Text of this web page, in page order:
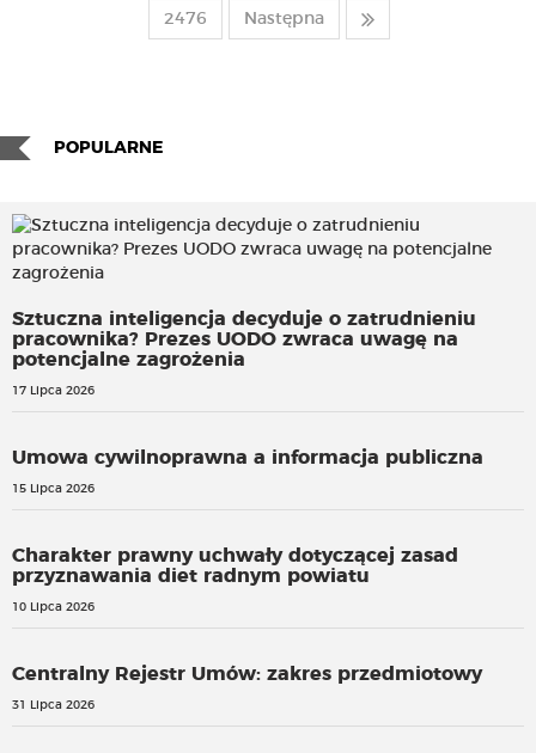
2476 Następna
POPULARNE
Sztuczna inteligencja decyduje o zatrudnieniu
pracownika? Prezes UODO zwraca uwagę na
potencjalne zagrożenia
17 Lipca 2026
Umowa cywilnoprawna a informacja publiczna
15 Lipca 2026
Charakter prawny uchwały dotyczącej zasad
przyznawania diet radnym powiatu
10 Lipca 2026
Centralny Rejestr Umów: zakres przedmiotowy
31 Lipca 2026